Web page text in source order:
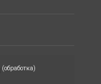
(обработка)